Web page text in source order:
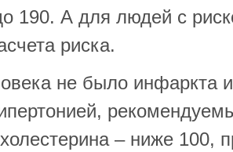
190. А для людей с
риска.
не было инфаркта
– ниже 100,